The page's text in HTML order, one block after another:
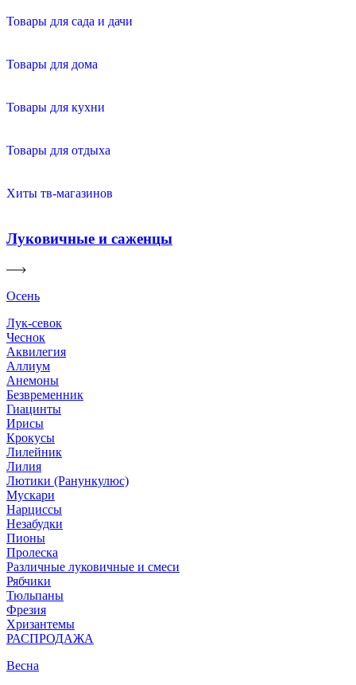
Товары для сада и дачи
Товары для дома
Товары для кухни
Товары для отдыха
Хиты тв-магазинов
Луковичные и саженцы
Осень
Лук-севок
Чеснок
Аквилегия
Аллиум
Анемоны
Безвременник
Гиацинты
Ирисы
Крокусы
Лилейник
Лилия
Лютики (Ранункулюс)
Мускари
Нарцисcы
Незабудки
Пионы
Пролеска
Различные луковичные и смеси
Рябчики
Тюльпаны
Фрезия
Хризантемы
РАСПРОДАЖА
Весна